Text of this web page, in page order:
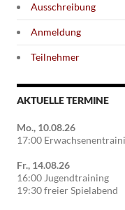
Ausschreibung
Anmeldung
Teilnehmer
AKTUELLE TERMINE
Mo., 10.08.26
17:00
Fr., 14.08.26
16:00 Jugendtraining
19:30 freier Spielabend